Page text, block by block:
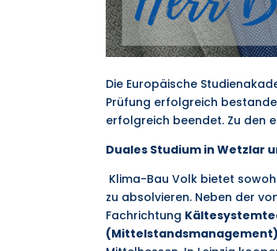
Die Europäische
Prüfung erfolgreich
erfolgreich beendet. Zu den
Duales Studium in Wetzlar
Klima-Bau Volk bietet
zu absolvieren. Neben der
Fachrichtung
(Mittelstandsmanagement)